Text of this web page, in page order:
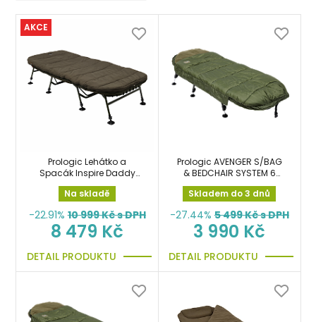
AKCE
Prologic Lehátko a
Spacák Inspire Daddy
Sleep System 8 Legs
Na skladě
-22.91% 10 999Kč s DPH
8 479 Kč
DETAIL PRODUKTU
Prologic AVENGER S/BAG
& BEDCHAIR SYSTEM 6
LEGS 105kg lehátko se
spacákem
Skladem do 3 dnů
-27.44% 5 499Kč s DPH
3 990 Kč
DETAIL PRODUKTU